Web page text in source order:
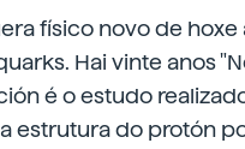
físico novo de
Hai vinte anos
é o estudo
estrutura do protón